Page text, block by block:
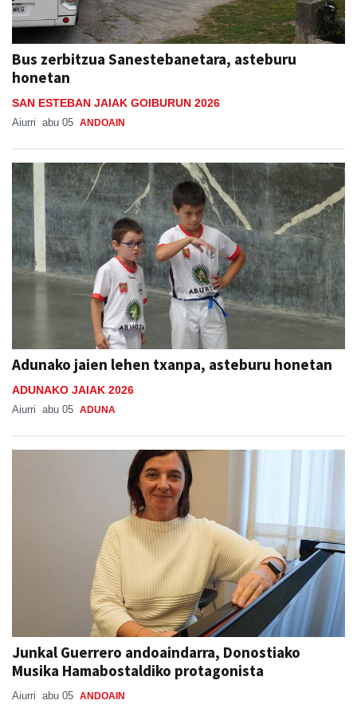
Bus zerbitzua Sanestebanetara, asteburu
honetan
SAN ESTEBAN JAIAK GOIBURUN 2026
Aiurri abu 05 ANDOAIN
Adunako jaien lehen txanpa, asteburu honetan
ADUNAKO JAIAK 2026
Aiurri abu 05 ADUNA
Junkal Guerrero andoaindarra, Donostiako
Musika Hamabostaldiko protagonista
Aiurri abu 05 ANDOAIN